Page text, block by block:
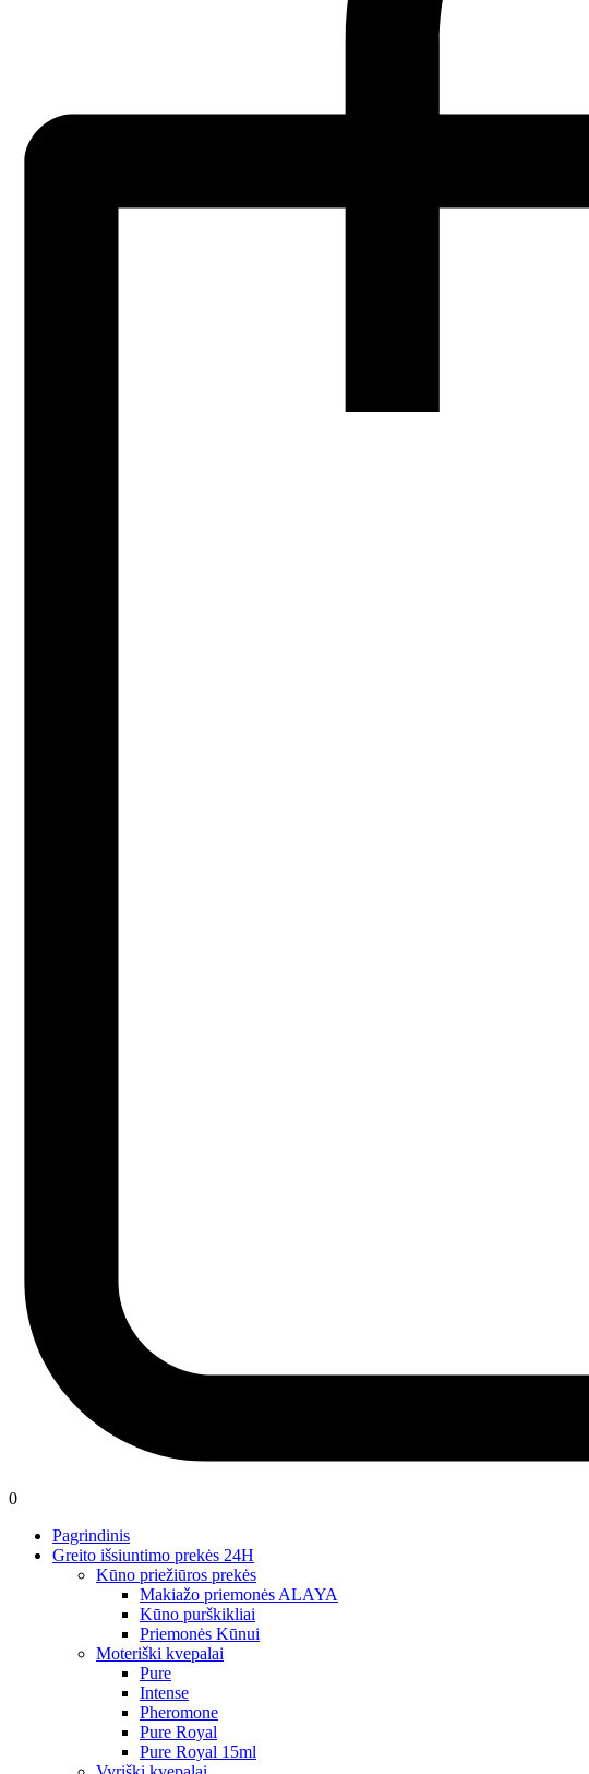
0
Pagrindinis
Greito išsiuntimo prekės 24H
Kūno priežiūros prekės
Makiažo priemonės ALAYA
Kūno purškikliai
Priemonės Kūnui
Moteriški kvepalai
Pure
Intense
Pheromone
Pure Royal
Pure Royal 15ml